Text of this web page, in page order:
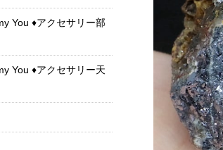
You ♦︎アクセサリー部
You ♦︎アクセサリー天